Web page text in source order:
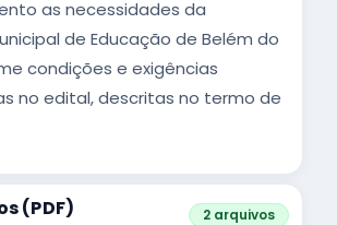
as necessidades da
de Educação de Belém do
condições e exigências
no edital, descritas no termo de
(PDF) 2 arquivos